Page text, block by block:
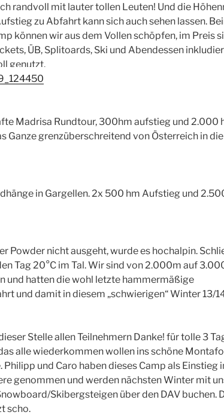
randvoll mit lauter tollen Leuten! Und die
zu Abfahrt kann sich auch sehen lassen.
können wir aus dem Vollen schöpfen, im Preis
ÜB, Splitoards, Ski und Abendessen
genutzt.
Madrisa Rundtour, 300hm aufstieg und 2.000
Ganze grenzüberschreitend von Österreich in die
in Gargellen. 2x 500 hm Aufstieg und
Powder nicht ausgeht, wurde es hochalpin.
Tag 20°C im Tal. Wir sind von 2.000m auf
und hatten die wohl letzte hammermäßige
und damit in diesem „schwierigen“ Winter 13/
Stelle allen Teilnehmern Danke! für tolle 3
alle wiederkommen wollen ins schöne
Philipp und Caro haben dieses Camp als Einstieg
genommen und werden nächsten Winter mit
Skibergsteigen über den DAV buchen.
scho.